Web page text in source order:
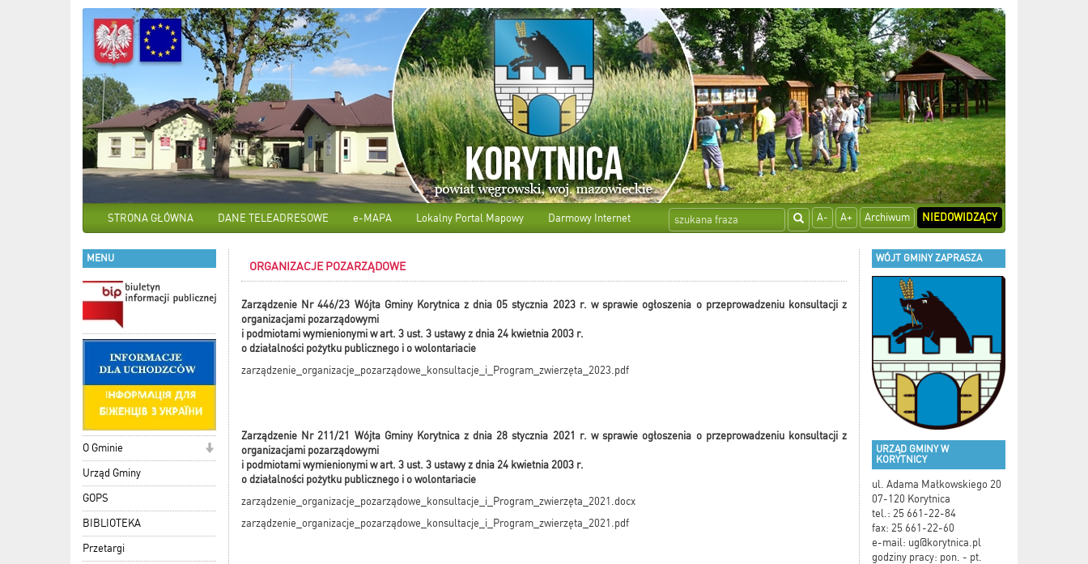
STRONA GŁÓWNA DANE TELEADRESOWE e-MAPA Lokalny Portal Mapowy Darmowy Internet A- A+ Archiwum NIEDOWIDZĄCY
MENU
O Gminie
Urząd Gminy
GOPS
BIBLIOTEKA
Przetargi
ORGANIZACJE POZARZĄDOWE
Zarządzenie Nr 446/23 Wójta Gminy Korytnica z dnia 05 stycznia 2023 r. w sprawie ogłoszenia o przeprowadzeniu konsultacji z
organizacjami pozarządowymi
i podmiotami wymienionymi w art. 3 ust. 3 ustawy z dnia 24 kwietnia 2003 r.
o działalności pożytku publicznego i o wolontariacie
zarządzenie_organizacje_pozarządowe_konsultacje_i_Program_zwierzęta_2023.pdf
Zarządzenie Nr 211/21 Wójta Gminy Korytnica z dnia 28 stycznia 2021 r. w sprawie ogłoszenia o przeprowadzeniu konsultacji z
organizacjami pozarządowymi
i podmiotami wymienionymi w art. 3 ust. 3 ustawy z dnia 24 kwietnia 2003 r.
o działalności pożytku publicznego i o wolontariacie
zarządzenie_organizacje_pozarządowe_konsultacje_i_Program_zwierzęta_2021.docx
zarządzenie_organizacje_pozarządowe_konsultacje_i_Program_zwierzęta_2021.pdf
WÓJT GMINY ZAPRASZA
URZĄD GMINY W
KORYTNICY
ul. Adama Małkowskiego 20
07-120 Korytnica
tel.: 25 661-22-84
fax: 25 661-22-60
e-mail: ug@korytnica.pl
godziny pracy: pon. - pt.